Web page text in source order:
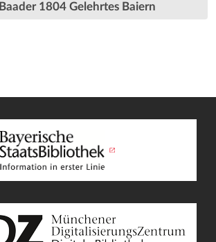
Baader 1804 Gelehrtes Baiern